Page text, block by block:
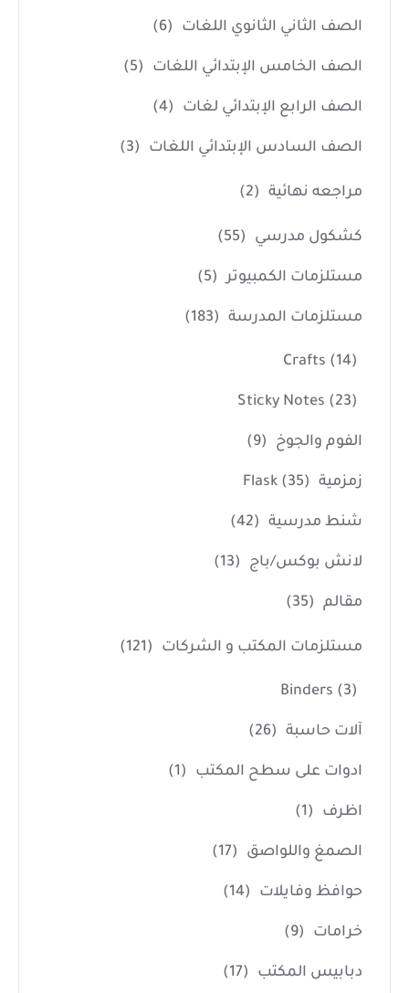
الصف الثاني الثانوي اللغات (6)
الصف الخامس الإبتدائي اللغات (5)
الصف الرابع الإبتدائي لغات (4)
الصف السادس الإبتدائي اللغات (3)
مراجعه نهائية (2)
كشكول مدرسي (55)
مستلزمات الكمبيوتر (5)
مستلزمات المدرسة (183)
Crafts (14)
Sticky Notes (23)
الفوم والجوخ (9)
زمزمية Flask (35)
شنط مدرسية (42)
لانش بوكس/باج (13)
مقالم (35)
مستلزمات المكتب و الشركات (121)
Binders (3)
آلات حاسبة (26)
ادوات على سطح المكتب (1)
اظرف (1)
الصمغ واللواصق (17)
حوافظ وفايلات (14)
خرامات (9)
دبابيس المكتب (17)